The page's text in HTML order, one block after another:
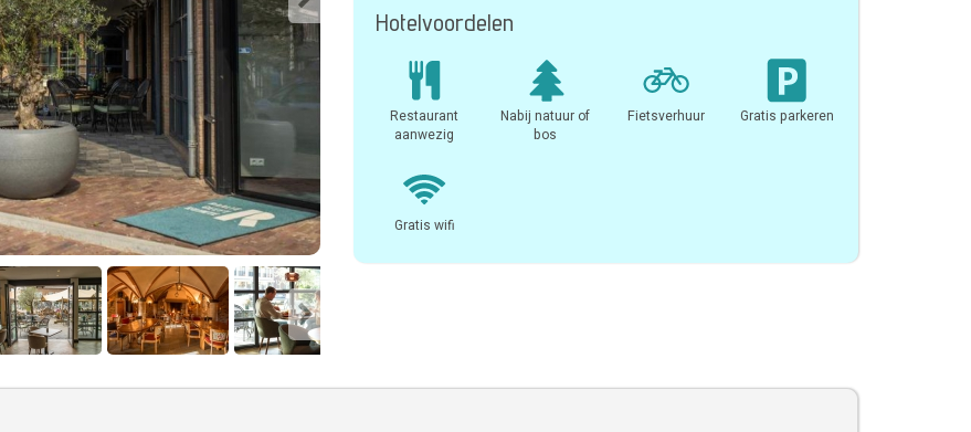
Hotelvoordelen
Restaurant
aanwezig
Nabij natuur of
bos
Fietsverhuur Gratis parkeren
Gratis wifi